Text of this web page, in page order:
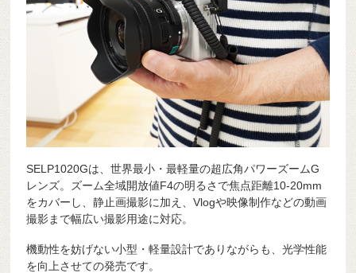
SELP1020Gは、世界最小・最軽量の超広角パワーズームG
レンズ。ズーム全域開放値F4の明るさで焦点距離10-20mm
をカバーし、静止画撮影に加え、Vlogや映像制作などの動画
撮影まで幅広い撮影用途に対応。
機動性を妨げない小型・軽量設計でありながらも、光学性能
を向上させての発売です。